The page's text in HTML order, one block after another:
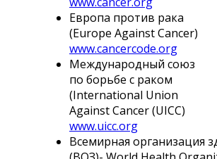
Европа против рака
(Europe Against Cancer)
www.cancercode.org
Международный союз
по борьбе с раком
(International Union
Against Cancer (UICC)
www.uicc.org
Всемирная организация